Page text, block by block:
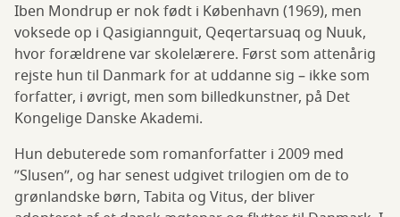
Iben Mondrup er nok født i København (1969), men
voksede op i Qasigiannguit, Qeqertarsuaq og Nuuk,
hvor forældrene var skolelærere. Først som attenårig
rejste hun til Danmark for at uddanne sig – ikke som
forfatter, i øvrigt, men som billedkunstner, på Det
Kongelige Danske Akademi.
Hun debuterede som romanforfatter i 2009 med
”Slusen”, og har senest udgivet trilogien om de to
grønlandske børn, Tabita og Vitus, der bliver